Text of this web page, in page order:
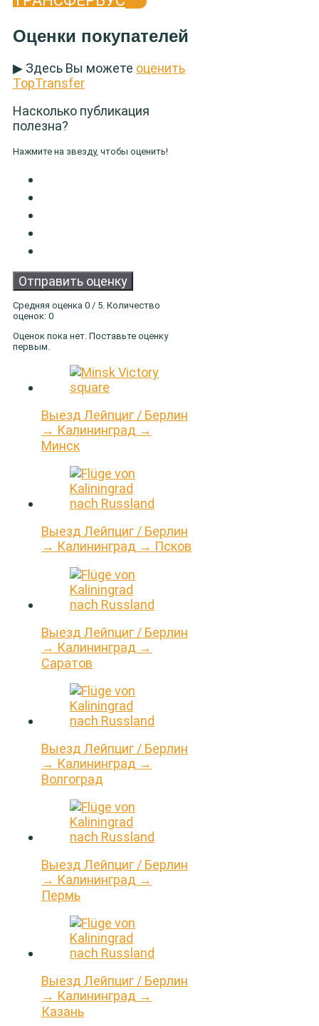
Оценки покупателей
▶ Здесь Вы можете оценить
TopTransfer
Насколько публикация
полезна?
Нажмите на звезду, чтобы оценить!
Отправить оценку
Средняя оценка 0 / 5. Количество
оценок: 0
Оценок пока нет. Поставьте оценку
первым.
Выезд Лейпциг / Берлин
→ Калининград →
Минск
Выезд Лейпциг / Берлин
→ Калининград → Псков
Выезд Лейпциг / Берлин
→ Калининград →
Саратов
Выезд Лейпциг / Берлин
→ Калининград →
Волгоград
Выезд Лейпциг / Берлин
→ Калининград →
Пермь
Выезд Лейпциг / Берлин
→ Калининград →
Казань